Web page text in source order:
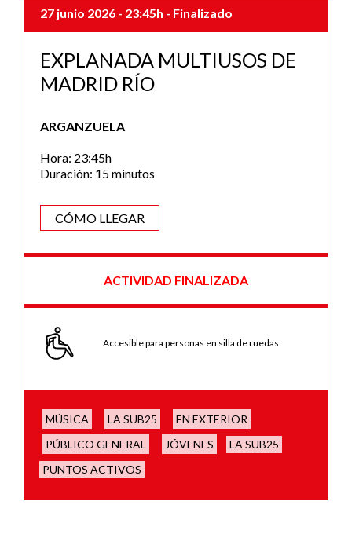
27 junio 2026 - 23:45h - Finalizado
EXPLANADA MULTIUSOS DE
MADRID RÍO
ARGANZUELA
Hora: 23:45h
Duración: 15 minutos
CÓMO LLEGAR
ACTIVIDAD FINALIZADA
Accesible para personas en silla de ruedas
MÚSICA LA SUB25
EN EXTERIOR
PÚBLICO GENERAL
JÓVENES
LA SUB25
PUNTOS ACTIVOS